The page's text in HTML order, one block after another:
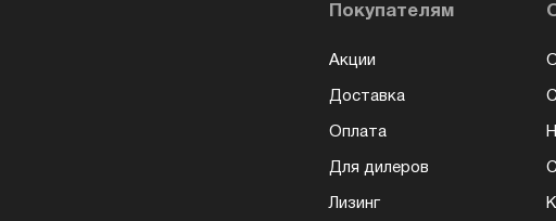
Покупателям
Акции
Доставка
Оплата
Для дилеров
Лизинг